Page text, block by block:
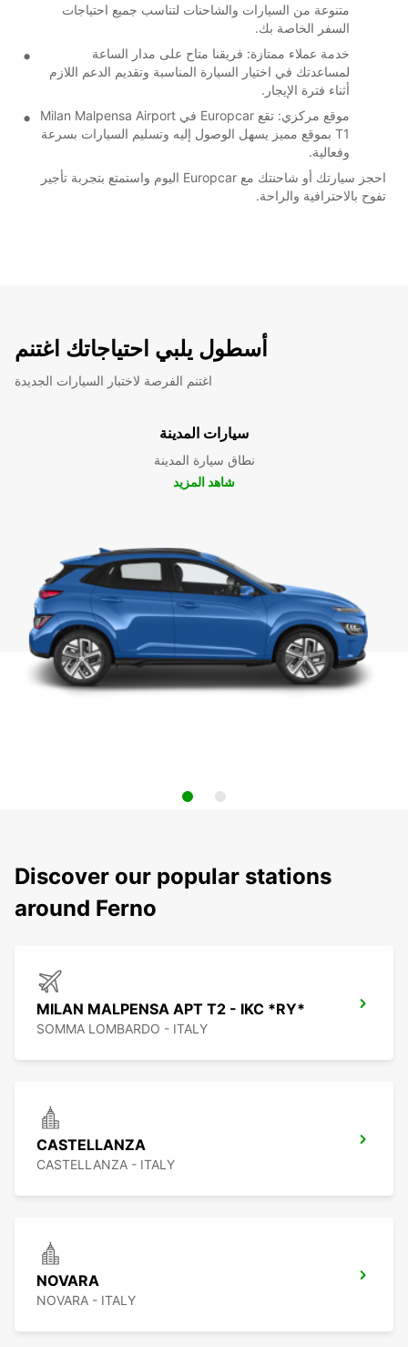
متنوعة من السيارات والشاحنات لتناسب جميع احتياجات
السفر الخاصة بك.
خدمة عملاء ممتازة: فريقنا متاح على مدار الساعة
لمساعدتك في اختيار السيارة المناسبة وتقديم الدعم اللازم
أثناء فترة الإيجار.
موقع مركزي: تقع Europcar في Milan Malpensa Airport
T1 بموقع مميز يسهل الوصول إليه وتسليم السيارات بسرعة
وفعالية.
احجز سيارتك أو شاحنتك مع Europcar اليوم واستمتع بتجربة تأجير
تفوح بالاحترافية والراحة.
أسطول يلبي احتياجاتك اغتنم
اغتنم الفرصة لاختبار السيارات الجديدة
سيارات المدينة
نطاق سيارة المدينة
شاهد المزيد
Discover our popular stations
around Ferno
MILAN MALPENSA APT T2 - IKC *RY*
SOMMA LOMBARDO - ITALY
CASTELLANZA
CASTELLANZA - ITALY
NOVARA
NOVARA - ITALY